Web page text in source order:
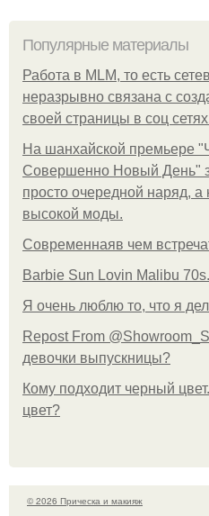
Популярные материалы
Работа в MLM, то есть
неразрывно связана с
своей страницы в соц
На шанхайской премьере
Совершенно Новый День"
просто очередной наряд,
высокой моды.
Современнаяв чем
Barbie Sun Lovin Malibu 70s.
Я очень люблю то, что я
Repost From
девочки выпускницы?
Кому подходит черный
цвет?
© 2026 Прическа и макияж